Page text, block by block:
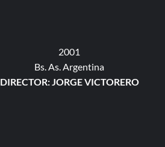
2001
Bs. As. Argentina
DIRECTOR: JORGE VICTORERO